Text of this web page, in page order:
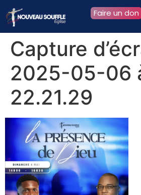
Faire un don
Capture
2025-05-06
22.21.29